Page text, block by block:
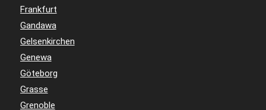
Frankfurt
Gandawa
Gelsenkirchen
Genewa
Göteborg
Grasse
Grenoble